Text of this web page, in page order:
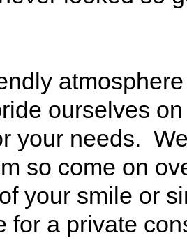
ourselves
your needs.
so come on
your smile or
for a private